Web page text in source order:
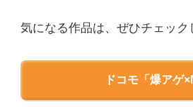
気になる作品は、ぜひチェック
ドコモ「爆アゲ